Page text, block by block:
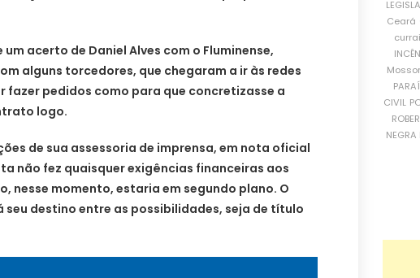
acerto de Daniel Alves com o Fluminense,
alguns torcedores, que chegaram a ir às redes
fazer pedidos como para que concretizasse a
logo.
de sua assessoria de imprensa, em nota oficial
não fez quaisquer exigências financeiras aos
nesse momento, estaria em segundo plano. O
seu destino entre as possibilidades, seja de título
Ceará
CIVIL
NEGRA